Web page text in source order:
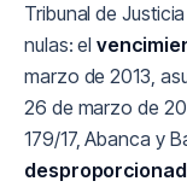
Tribunal de
nulas: el
marzo de 2013,
26 de marzo de
179/17, Abanca y